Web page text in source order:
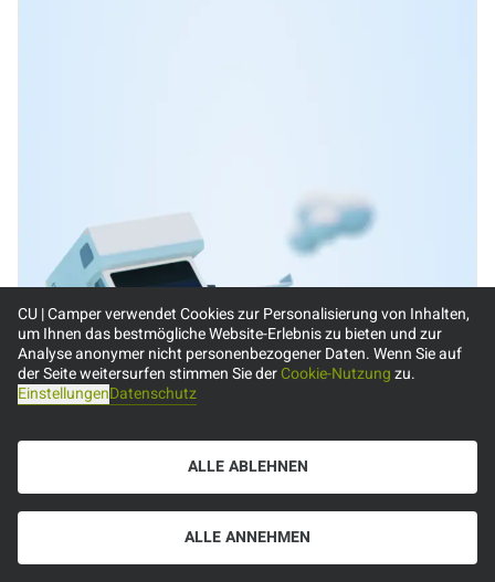
CU | Camper verwendet Cookies zur Personalisierung von Inhalten,
um Ihnen das bestmögliche Website-Erlebnis zu bieten und zur
Analyse anonymer nicht personenbezogener Daten. Wenn Sie auf
der Seite weitersurfen stimmen Sie derCookie-Nutzungzu.
EinstellungenDatenschutz
ALLE ABLEHNEN
ALLE ANNEHMEN